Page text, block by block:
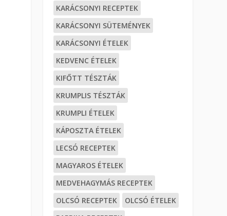
KARÁCSONYI RECEPTEK
KARÁCSONYI SÜTEMÉNYEK
KARÁCSONYI ÉTELEK
KEDVENC ÉTELEK
KIFŐTT TÉSZTÁK
KRUMPLIS TÉSZTÁK
KRUMPLI ÉTELEK
KÁPOSZTA ÉTELEK
LECSÓ RECEPTEK
MAGYAROS ÉTELEK
MEDVEHAGYMÁS RECEPTEK
OLCSÓ RECEPTEK
OLCSÓ ÉTELEK